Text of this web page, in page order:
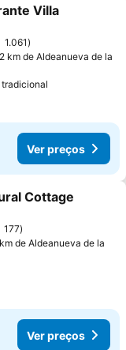
favoritos
Villa
1.061
km de Aldeanueva de la
Ver preços
favoritos
Cottage
177
de Aldeanueva de la
Ver preços